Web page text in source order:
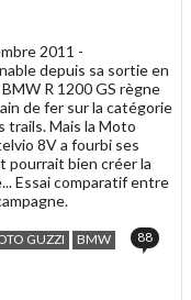
2011 -
depuis sa sortie en
BMW R 1200 GS règne
de fer sur la catégorie
trails. Mais la Moto
8V a fourbi ses
pourrait bien créer la
Essai comparatif entre
GUZZI BMW 88